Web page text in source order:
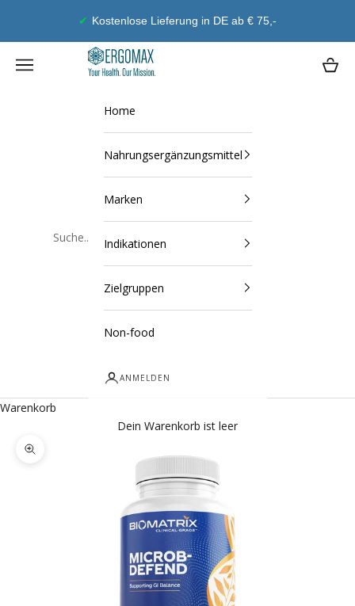
Lieferung in DE ab € 75,-
Ergomax
Navigationsmenü öffnen
Home
Nahrungsergänzungsmittel
Marken
Indikationen
Zielgruppen
Non-food
ANMELDEN
Warenkorb
Dein Warenkorb ist leer
Bild vergrößern